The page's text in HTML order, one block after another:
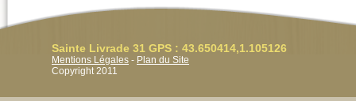
Sainte Livrade 31 GPS : 43.650414,1.105126
Mentions Légales - Plan du Site
Copyright 2011